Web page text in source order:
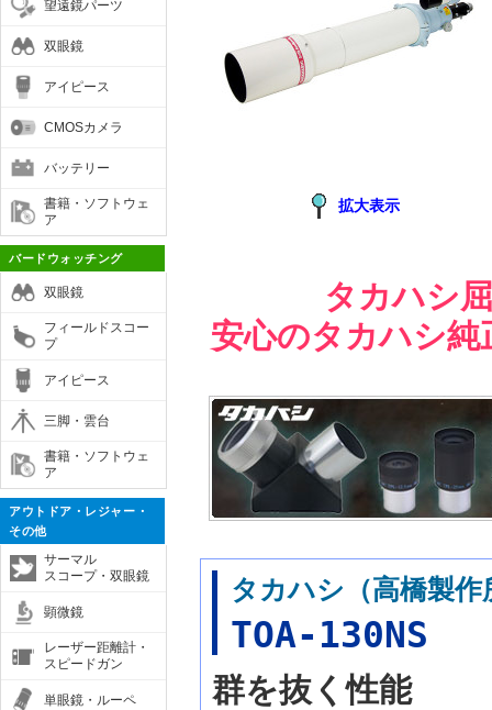
望遠鏡パーツ
双眼鏡
アイピース
CMOSカメラ
バッテリー
書籍・ソフトウェ
ア
バードウォッチング
双眼鏡
フィールドスコー
プ
アイピース
三脚・雲台
書籍・ソフトウェ
ア
アウトドア・レジャー・
その他
サーマル
スコープ・双眼鏡
顕微鏡
レーザー距離計・
スピードガン
単眼鏡・ルーペ
拡大表示
タカハシ
安心のタカハシ
タカハシ（高橋製
TOA-130NS
群を抜く性能